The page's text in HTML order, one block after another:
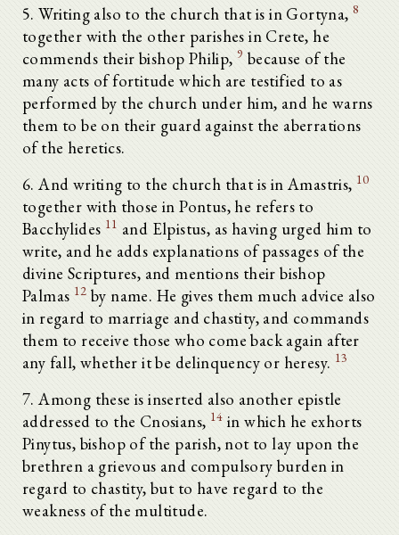
5. Writing also to the church that is in Gortyna, 8
together with the other parishes in Crete, he
commends their bishop Philip, 9 because of the
many acts of fortitude which are testified to as
performed by the church under him, and he warns
them to be on their guard against the aberrations
of the heretics.
6. And writing to the church that is in Amastris, 10
together with those in Pontus, he refers to
Bacchylides 11 and Elpistus, as having urged him to
write, and he adds explanations of passages of the
divine Scriptures, and mentions their bishop
Palmas 12 by name. He gives them much advice also
in regard to marriage and chastity, and commands
them to receive those who come back again after
any fall, whether it be delinquency or heresy. 13
7. Among these is inserted also another epistle
addressed to the Cnosians, 14 in which he exhorts
Pinytus, bishop of the parish, not to lay upon the
brethren a grievous and compulsory burden in
regard to chastity, but to have regard to the
weakness of the multitude.